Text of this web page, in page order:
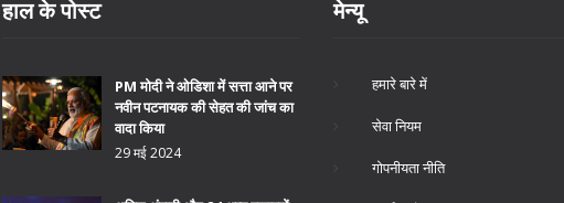
हाल के पोस्ट
PM मोदी ने ओडिशा में सत्ता आने पर
नवीन पटनायक की सेहत की जांच का
वादा किया
29 मई 2024
मेन्यू
हमारे बारे में
सेवा नियम
गोपनीयता नीति